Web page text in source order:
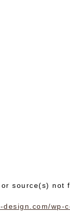
source(s) not
design.com/